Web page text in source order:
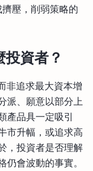
壓，削弱策略的
資者？
非追求最大資本增
派、願意以部分上
產品具一定吸引
市升幅，或追求高
，投資者是否理解
會波動的事實。